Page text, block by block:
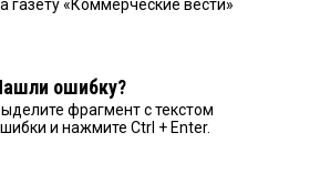
газету «Коммерческие вести»
ошибку?
фрагмент с текстом
и нажмите Ctrl + Enter.